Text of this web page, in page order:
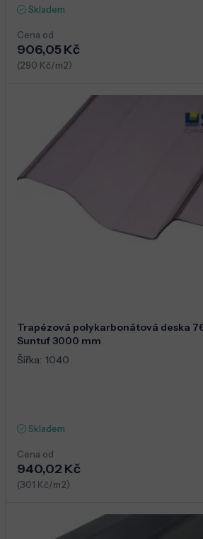
Skladem
Cena od
906,05 Kč
(290 Kč/m2)
Trapézová polykarbonátová deska
Suntuf 3000 mm
Šířka: 1040
Skladem
Cena od
940,02 Kč
(301 Kč/m2)